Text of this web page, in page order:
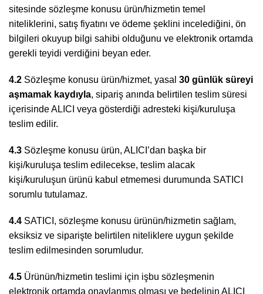
sitesinde sözleşme konusu ürün/hizmetin temel
niteliklerini, satış fiyatını ve ödeme şeklini incelediğini, ön
bilgileri okuyup bilgi sahibi olduğunu ve elektronik ortamda
gerekli teyidi verdiğini beyan eder.
4.2 Sözleşme konusu ürün/hizmet, yasal 30 günlük süreyi
aşmamak kaydıyla, sipariş anında belirtilen teslim süresi
içerisinde ALICI veya gösterdiği adresteki kişi/kuruluşa
teslim edilir.
4.3 Sözleşme konusu ürün, ALICI’dan başka bir
kişi/kuruluşa teslim edilecekse, teslim alacak
kişi/kuruluşun ürünü kabul etmemesi durumunda SATICI
sorumlu tutulamaz.
4.4 SATICI, sözleşme konusu ürünün/hizmetin sağlam,
eksiksiz ve siparişte belirtilen niteliklere uygun şekilde
teslim edilmesinden sorumludur.
4.5 Ürünün/hizmetin teslimi için işbu sözleşmenin
elektronik ortamda onaylanmış olması ve bedelinin ALICI